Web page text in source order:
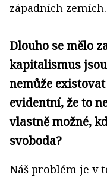
západních zemích.
Dlouho se mělo
kapitalismus
nemůže
evidentní, že to
vlastně možné,
svoboda?
Náš problém je v